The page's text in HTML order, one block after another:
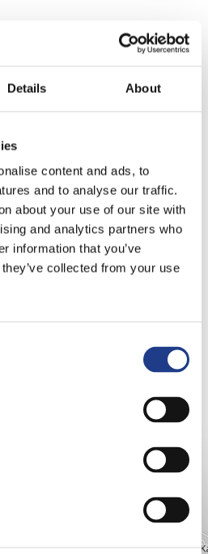
Details About
content and ads, to
and to analyse our traffic.
about your use of our site with
and analytics partners who
information that you’ve
collected from your use
világ)
képesek arra, hogy a világ
dobjuk félre a szürke
és lendüljünk bele a
Réka
Nyikes Krisztián
Ádám